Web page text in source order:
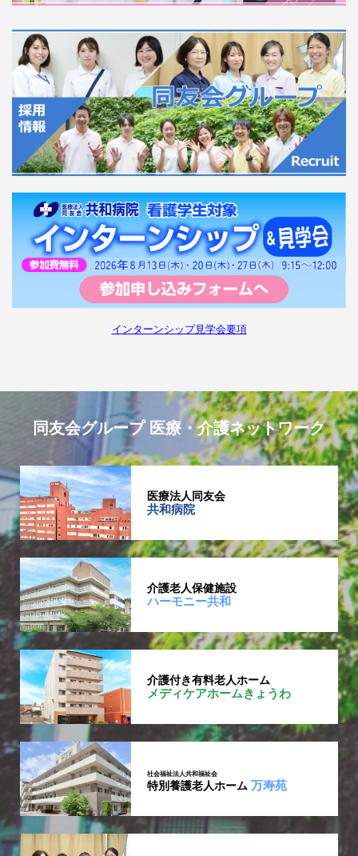
インターンシップ見学会要項
同友会グループ 医療・介護ネットワーク
医療法人同友会
共和病院
介護老人保健施設
ハーモニー共和
介護付き有料老人ホーム
メディケアホームきょうわ
社会福祉法人共和福祉会
特別養護老人ホーム万寿苑